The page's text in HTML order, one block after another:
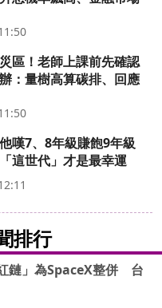
區！老師上課前先確認
：量樹高算碳排、回應
嘆7、8年級賺飽9年級
這世代」才是最幸運
排行
鏈」為SpaceX整併 台